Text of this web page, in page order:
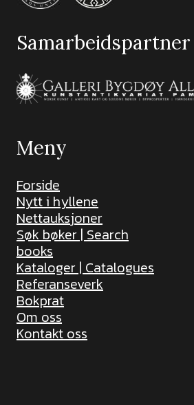
Samarbeidspartner
Meny
Forside
Nytt i hyllene
Nettauksjoner
Søk bøker | Search
books
Kataloger | Catalogues
Referanseverk
Bokprat
Om oss
Kontakt oss